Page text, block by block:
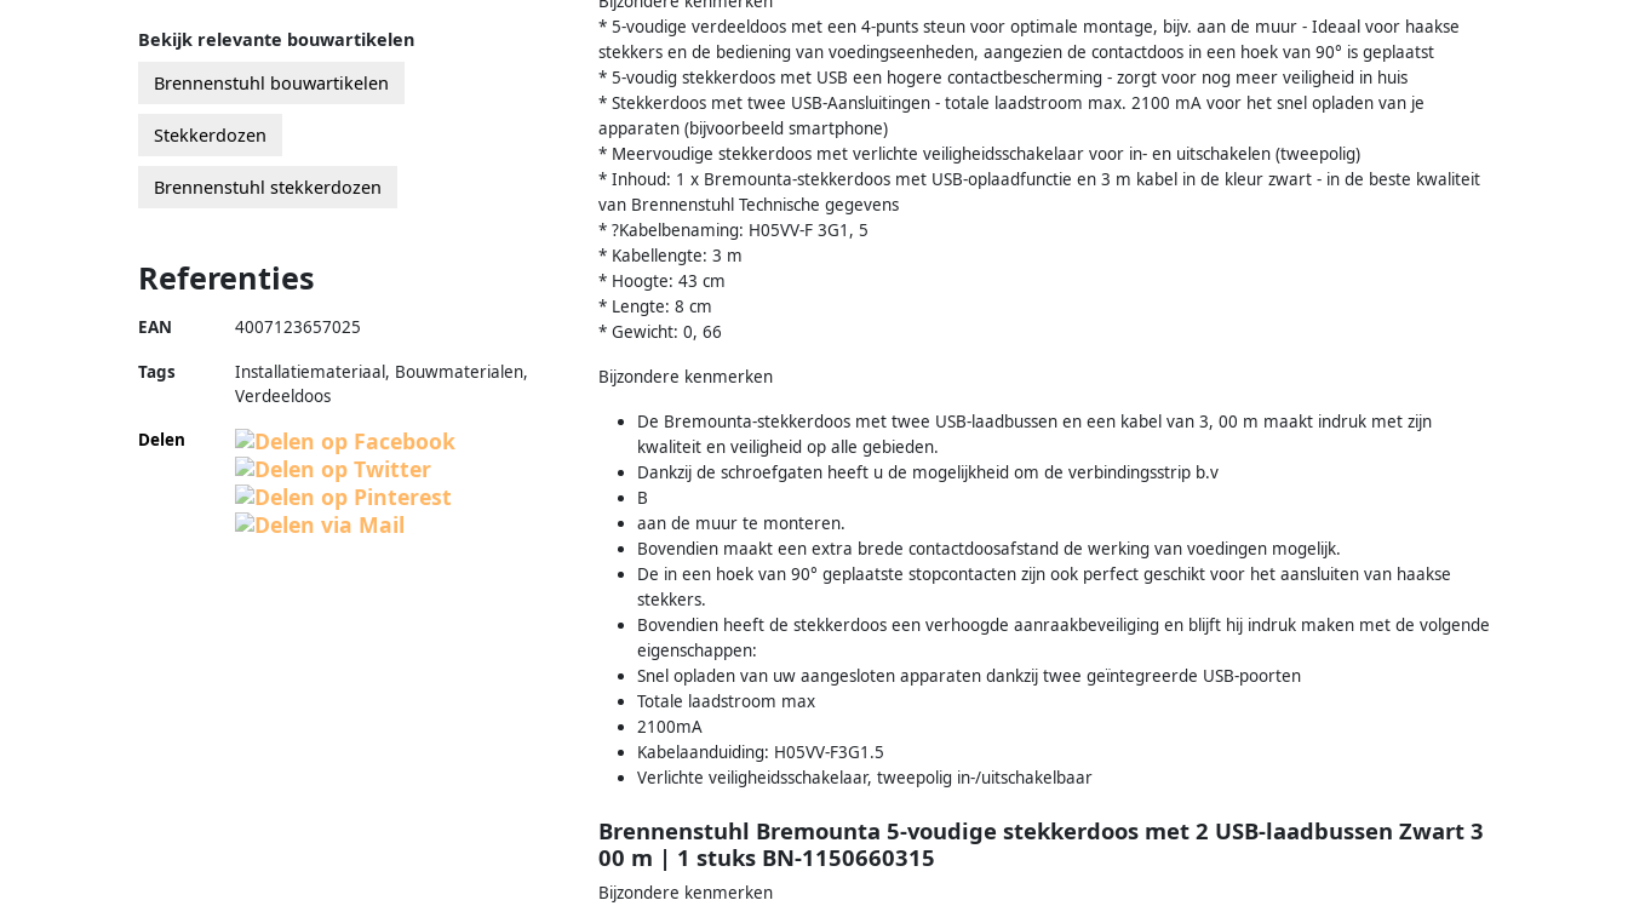
* 5-voudige verdeeldoos met een 4-punts steun voor optimale montage, bijv. aan de muur - Ideaal voor haakse
stekkers en de bediening van voedingseenheden, aangezien de contactdoos in een hoek van 90° is geplaatst
* 5-voudig stekkerdoos met USB een hogere contactbescherming - zorgt voor nog meer veiligheid in huis
* Stekkerdoos met twee USB-Aansluitingen - totale laadstroom max. 2100 mA voor het snel opladen van je
apparaten (bijvoorbeeld smartphone)
* Meervoudige stekkerdoos met verlichte veiligheidsschakelaar voor in- en uitschakelen (tweepolig)
* Inhoud: 1 x Bremounta-stekkerdoos met USB-oplaadfunctie en 3 m kabel in de kleur zwart - in de beste kwaliteit
van Brennenstuhl Technische gegevens
* ?Kabelbenaming: H05VV-F 3G1, 5
* Kabellengte: 3 m
* Hoogte: 43 cm
* Lengte: 8 cm
* Gewicht: 0, 66
Bijzondere kenmerken
De Bremounta-stekkerdoos met twee USB-laadbussen en een kabel van 3, 00 m maakt indruk met zijn
kwaliteit en veiligheid op alle gebieden.
Dankzij de schroefgaten heeft u de mogelijkheid om de verbindingsstrip b.v
B
aan de muur te monteren.
Bovendien maakt een extra brede contactdoosafstand de werking van voedingen mogelijk.
De in een hoek van 90° geplaatste stopcontacten zijn ook perfect geschikt voor het aansluiten van haakse
stekkers.
Bovendien heeft de stekkerdoos een verhoogde aanraakbeveiliging en blijft hij indruk maken met de volgende
eigenschappen:
Snel opladen van uw aangesloten apparaten dankzij twee geïntegreerde USB-poorten
Totale laadstroom max
2100mA
Kabelaanduiding: H05VV-F3G1.5
Verlichte veiligheidsschakelaar, tweepolig in-/uitschakelbaar
Brennenstuhl Bremounta 5-voudige stekkerdoos met 2 USB-laadbussen Zwart 3
00 m | 1 stuks BN-1150660315
Bijzondere kenmerken
Bekijk relevante bouwartikelen
Brennenstuhl bouwartikelen
Stekkerdozen
Brennenstuhl stekkerdozen
Referenties
EAN 4007123657025
Tags
Installatiemateriaal, Bouwmaterialen,
Verdeeldoos
Delen